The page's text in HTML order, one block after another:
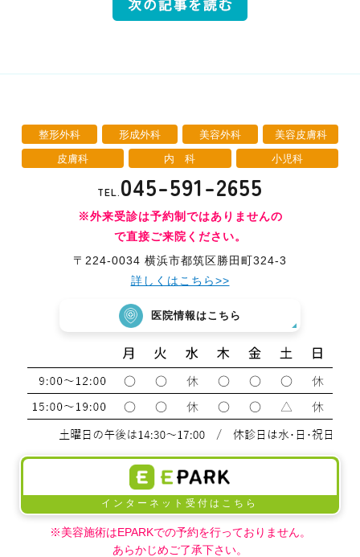
整形外科 形成外科 美容外科
美容皮膚科
皮膚科
内 科 小児科
TEL.045-591-2655
※外来受診は予約制ではありませんの
で直接ご来院ください。
〒224-0034 横浜市都筑区勝田町324-3
詳しくはこちら>>
医院情報はこちら
インターネット受付はこちら
※美容施術はEPARKでの予約を行っておりません。
あらかじめご了承下さい。